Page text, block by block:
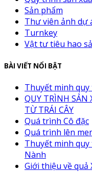
Sản phẩm
Thư viên ảnh dự
Turnkey
Vật tư tiêu hao
BÀI VIẾT NỔI BẬT
Thuyết minh
QUY TRÌNH SẢN
TỪ TRÁI CÂY
Quá trình Cô đặc
Quá trình lên
Thuyết minh
Nành
Giới thiệu về quả